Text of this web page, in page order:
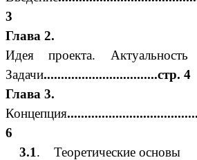
3
Глава 2.
Идея проекта.
Задачи.................................стр. 4
Глава 3.
Концепция
6
3.1. Теоретические основы